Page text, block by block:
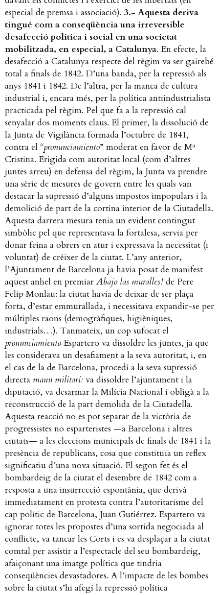
especial de premsa i associació). 3.- Aquesta deriva
tingué com a conseqüència una irreversible
desafecció política i social en una societat
mobilitzada, en especial, a Catalunya. En efecte, la
desafecció a Catalunya respecte del règim va ser gairebé
total a finals de 1842. D’una banda, per la repressió als
anys 1841 i 1842. De l’altra, per la manca de cultura
industrial i, encara més, per la política antiindustrialista
practicada pel règim. Pel que fa a la repressió cal
senyalar dos moments claus. El primer, la dissolució de
la Junta de Vigilància formada l’octubre de 1841,
contra el “pronunciamiento” moderat en favor de Mª
Cristina. Erigida com autoritat local (com d’altres
juntes arreu) en defensa del règim, la Junta va prendre
una sèrie de mesures de govern entre les quals van
destacar la supressió d’alguns impostos impopulars i la
demolició de part de la cortina interior de la Ciutadella.
Aquesta darrera mesura tenia un evident contingut
simbòlic pel que representava la fortalesa, servia per
donar feina a obrers en atur i expressava la necessitat (i
voluntat) de créixer de la ciutat. L’any anterior,
l’Ajuntament de Barcelona ja havia posat de manifest
aquest anhel en premiar Abajo las muralles! de Pere
Felip Monlau: la ciutat havia de deixar de ser plaça
forta, d’estar emmurallada, i necessitava expandir-se per
múltiples raons (demogràfiques, higièniques,
industrials…). Tanmateix, un cop sufocat el
pronunciamiento Espartero va dissoldre les juntes, ja que
les considerava un desafiament a la seva autoritat, i, en
el cas de la de Barcelona, procedí a la seva supressió
directa manu militari: va dissoldre l’ajuntament i la
diputació, va desarmar la Milícia Nacional i obligà a la
reconstrucció de la part demolida de la Ciutadella.
Aquesta reacció no es pot separar de la victòria de
progressistes no esparteristes —a Barcelona i altres
ciutats— a les eleccions municipals de finals de 1841 i la
presència de republicans, cosa que constituïa un reflex
significatiu d’una nova situació. El segon fet és el
bombardeig de la ciutat el desembre de 1842 com a
resposta a una insurrecció espontània, que derivà
immediatament en protesta contra l’autoritarisme del
cap polític de Barcelona, Juan Gutiérrez. Espartero va
ignorar totes les propostes d’una sortida negociada al
conflicte, va tancar les Corts i es va desplaçar a la ciutat
comtal per assistir a l’espectacle del seu bombardeig,
afaiçonant una imatge política que tindria
conseqüències devastadores. A l’impacte de les bombes
sobre la ciutat s’hi afegí la repressió política